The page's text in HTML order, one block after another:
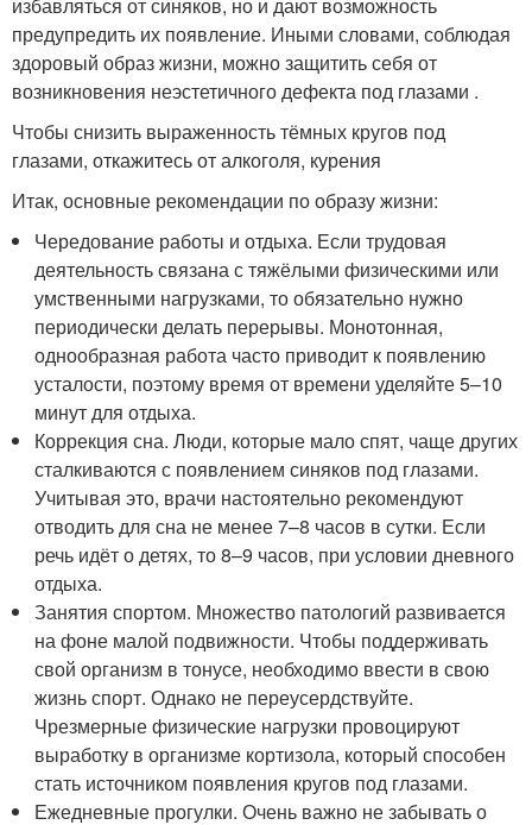
предупредить их появление. Иными словами, соблюдая
здоровый образ жизни, можно защитить себя от
возникновения неэстетичного дефекта под глазами .
Чтобы снизить выраженность тёмных кругов под
глазами, откажитесь от алкоголя, курения
Итак, основные рекомендации по образу жизни:
Чередование работы и отдыха. Если трудовая
деятельность связана с тяжёлыми физическими или
умственными нагрузками, то обязательно нужно
периодически делать перерывы. Монотонная,
однообразная работа часто приводит к появлению
усталости, поэтому время от времени уделяйте 5–10
минут для отдыха.
Коррекция сна. Люди, которые мало спят, чаще других
сталкиваются с появлением синяков под глазами.
Учитывая это, врачи настоятельно рекомендуют
отводить для сна не менее 7–8 часов в сутки. Если
речь идёт о детях, то 8–9 часов, при условии дневного
отдыха.
Занятия спортом. Множество патологий развивается
на фоне малой подвижности. Чтобы поддерживать
свой организм в тонусе, необходимо ввести в свою
жизнь спорт. Однако не переусердствуйте.
Чрезмерные физические нагрузки провоцируют
выработку в организме кортизола, который способен
стать источником появления кругов под глазами.
Ежедневные прогулки. Очень важно не забывать о